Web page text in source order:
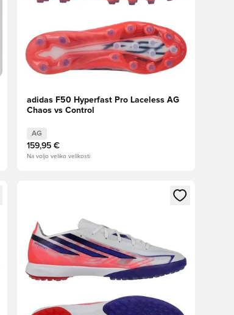
adidas F50 Hyperfast Pro Laceless AG
Chaos vs Control
AG
159,95 €
Na voljo veliko velikosti
Odpre Modal za prijavo ali vpis kot član